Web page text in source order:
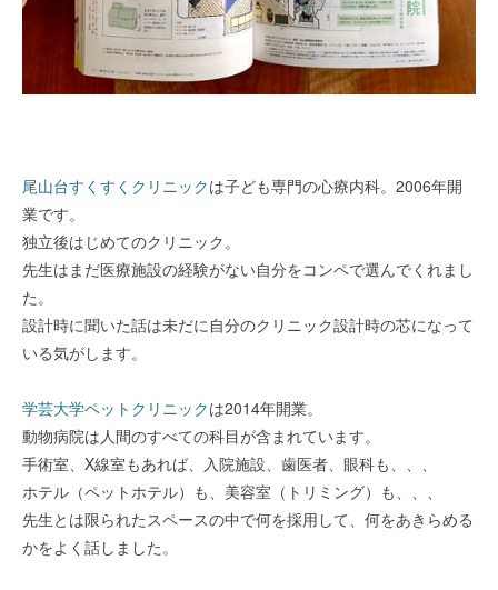
尾山台すくすくクリニックは子ども専門の心療内科。2006年開
業です。
独立後はじめてのクリニック。
先生はまだ医療施設の経験がない自分をコンペで選んでくれまし
た。
設計時に聞いた話は未だに自分のクリニック設計時の芯になって
いる気がします。
学芸大学ペットクリニックは2014年開業。
動物病院は人間のすべての科目が含まれています。
手術室、X線室もあれば、入院施設、歯医者、眼科も、、、
ホテル（ペットホテル）も、美容室（トリミング）も、、、
先生とは限られたスペースの中で何を採用して、何をあきらめる
かをよく話しました。